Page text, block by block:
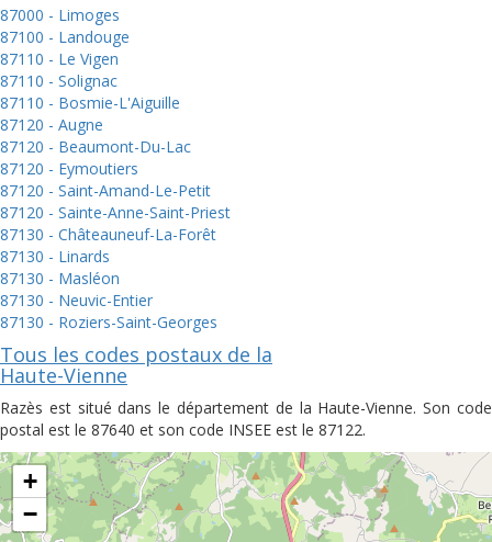
87000 - Limoges
87100 - Landouge
87110 - Le Vigen
87110 - Solignac
87110 - Bosmie-L'Aiguille
87120 - Augne
87120 - Beaumont-Du-Lac
87120 - Eymoutiers
87120 - Saint-Amand-Le-Petit
87120 - Sainte-Anne-Saint-Priest
87130 - Châteauneuf-La-Forêt
87130 - Linards
87130 - Masléon
87130 - Neuvic-Entier
87130 - Roziers-Saint-Georges
Tous les codes postaux de la
Haute-Vienne
Razès est situé dans le département de la Haute-Vienne. Son code
postal est le 87640 et son code INSEE est le 87122.
+
−